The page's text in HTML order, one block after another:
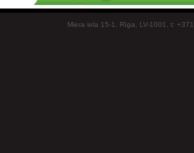
Miera iela 15-1, Rīga, LV-1001, t: